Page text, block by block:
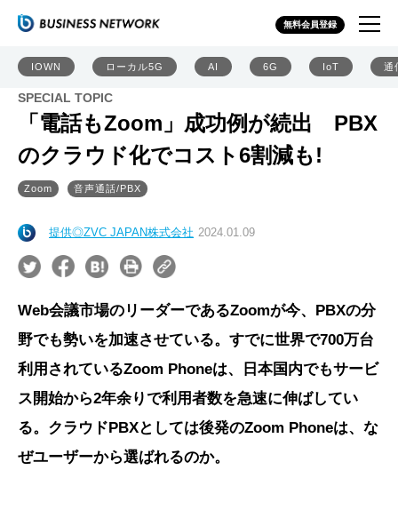
無料会員登録
IOWN ローカル5G AI 6G IoT 通
SPECIAL TOPIC
「電話もZoom」成功例が続出 PBX
のクラウド化でコスト6割減も!
Zoom 音声通話/PBX
提供◎ZVC JAPAN株式会社 2024.01.09
Web会議市場のリーダーであるZoomが今、PBXの分
野でも勢いを加速させている。すでに世界で700万台
利用されているZoom Phoneは、日本国内でもサービ
ス開始から2年余りで利用者数を急速に伸ばしてい
る。クラウドPBXとしては後発のZoom Phoneは、な
ぜユーザーから選ばれるのか。